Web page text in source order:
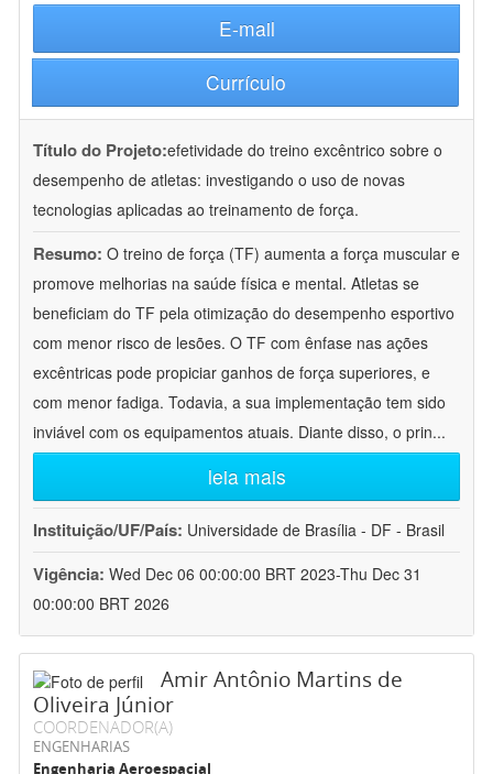
E-mail
Currículo
Título do Projeto:efetividade do treino excêntrico sobre o
desempenho de atletas: investigando o uso de novas
tecnologias aplicadas ao treinamento de força.
Resumo: O treino de força (TF) aumenta a força muscular e
promove melhorias na saúde física e mental. Atletas se
beneficiam do TF pela otimização do desempenho esportivo
com menor risco de lesões. O TF com ênfase nas ações
excêntricas pode propiciar ganhos de força superiores, e
com menor fadiga. Todavia, a sua implementação tem sido
inviável com os equipamentos atuais. Diante disso, o prin...
leia mais
Instituição/UF/País: Universidade de Brasília - DF - Brasil
Vigência: Wed Dec 06 00:00:00 BRT 2023-Thu Dec 31
00:00:00 BRT 2026
Amir Antônio Martins de
Oliveira Júnior
COORDENADOR(A)
ENGENHARIAS
Engenharia Aeroespacial